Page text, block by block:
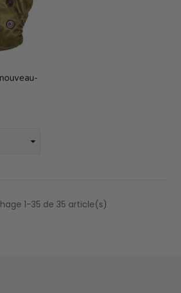
1-35 de 35 article(s)